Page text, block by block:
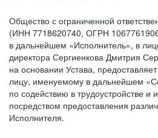
Общество с ограниченной
(ИНН 7718620740, ОГРН
в дальнейшем «Исполнитель», в
директора Сергиенкова Дмитрия
на основании Устава,
лицу, именуемому в дальнейшем
по содействию в трудоустройстве и
посредством предоставления
Исполнителя.